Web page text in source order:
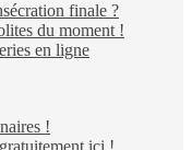
finale ?
du moment !
en ligne
!
ici !